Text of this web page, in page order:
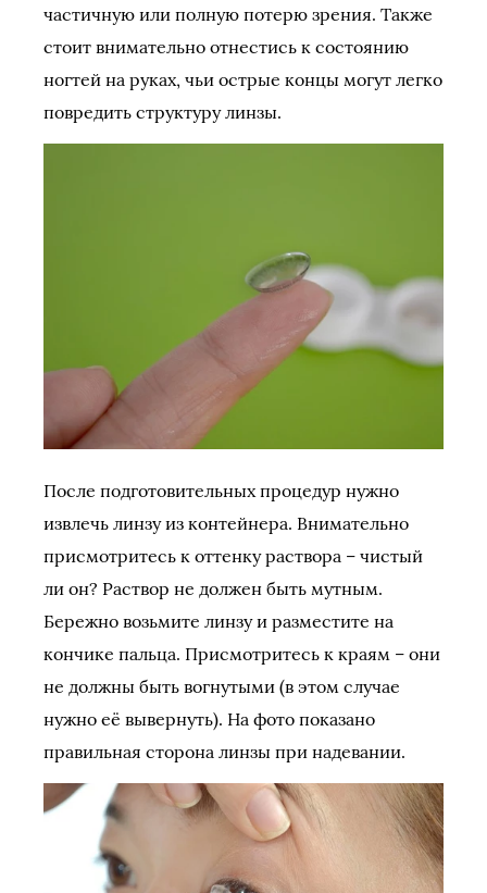
частичную или полную потерю зрения. Также
стоит внимательно отнестись к состоянию
ногтей на руках, чьи острые концы могут легко
повредить структуру линзы.
После подготовительных процедур нужно
извлечь линзу из контейнера. Внимательно
присмотритесь к оттенку раствора – чистый
ли он? Раствор не должен быть мутным.
Бережно возьмите линзу и разместите на
кончике пальца. Присмотритесь к краям – они
не должны быть вогнутыми (в этом случае
нужно её вывернуть). На фото показано
правильная сторона линзы при надевании.